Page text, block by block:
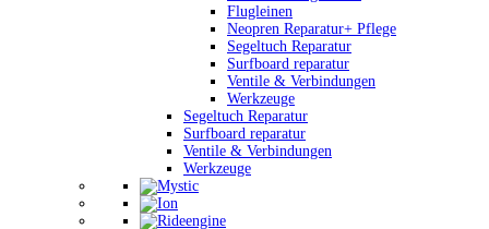
Flugleinen
Neopren Reparatur+ Pflege
Segeltuch Reparatur
Surfboard reparatur
Ventile & Verbindungen
Werkzeuge
Segeltuch Reparatur
Surfboard reparatur
Ventile & Verbindungen
Werkzeuge